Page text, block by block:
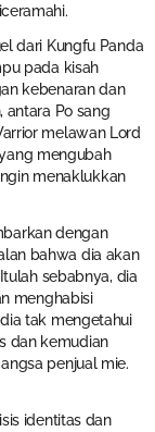
dari Kungfu Panda
pada kisah
kebenaran dan
antara Po sang
melawan Lord
mengubah
menaklukkan
dengan
bahwa dia akan
sebabnya, dia
menghabisi
tak mengetahui
dan kemudian
penjual mie.
identitas dan